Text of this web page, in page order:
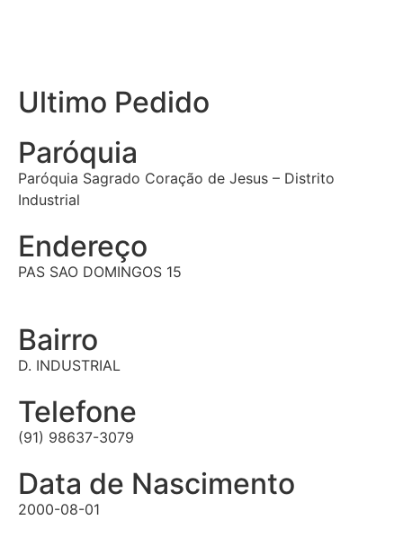
Ultimo Pedido
Paróquia
Paróquia Sagrado Coração de Jesus – Distrito
Industrial
Endereço
PAS SAO DOMINGOS 15
Bairro
D. INDUSTRIAL
Telefone
(91) 98637-3079
Data de Nascimento
2000-08-01